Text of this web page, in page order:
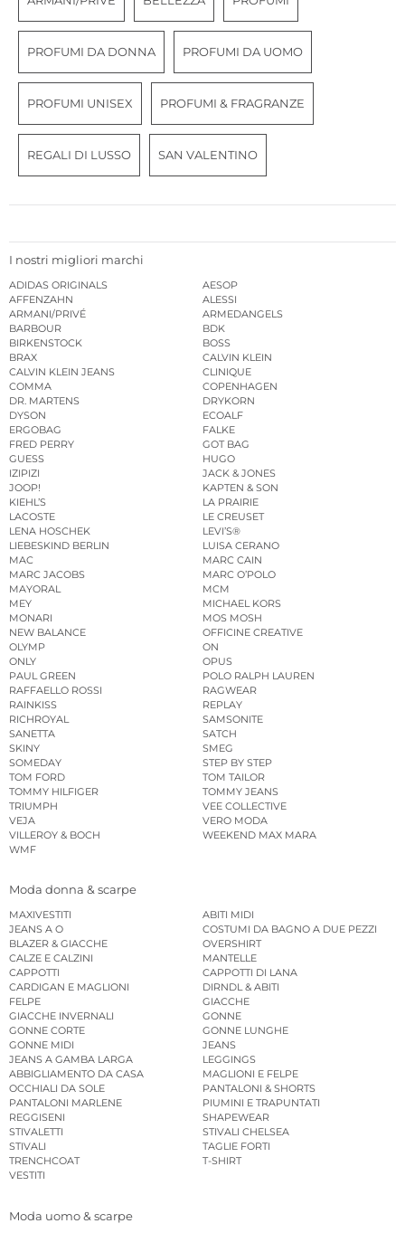
PROFUMI DA DONNA PROFUMI DA UOMO
PROFUMI UNISEX PROFUMI & FRAGRANZE
REGALI DI LUSSO SAN VALENTINO
I nostri migliori marchi
ADIDAS ORIGINALS
AESOP
AFFENZAHN
ALESSI
ARMANI/PRIVÉ
ARMEDANGELS
BARBOUR
BDK
BIRKENSTOCK
BOSS
BRAX
CALVIN KLEIN
CALVIN KLEIN JEANS
CLINIQUE
COMMA
COPENHAGEN
DR. MARTENS
DRYKORN
DYSON
ECOALF
ERGOBAG
FALKE
FRED PERRY
GOT BAG
GUESS
HUGO
IZIPIZI
JACK & JONES
JOOP!
KAPTEN & SON
KIEHL’S
LA PRAIRIE
LACOSTE
LE CREUSET
LENA HOSCHEK
LEVI’S®
LIEBESKIND BERLIN
LUISA CERANO
MAC
MARC CAIN
MARC JACOBS
MARC O’POLO
MAYORAL
MCM
MEY
MICHAEL KORS
MONARI
MOS MOSH
NEW BALANCE
OFFICINE CREATIVE
OLYMP
ON
ONLY
OPUS
PAUL GREEN
POLO RALPH LAUREN
RAFFAELLO ROSSI
RAGWEAR
RAINKISS
REPLAY
RICHROYAL
SAMSONITE
SANETTA
SATCH
SKINY
SMEG
SOMEDAY
STEP BY STEP
TOM FORD
TOM TAILOR
TOMMY HILFIGER
TOMMY JEANS
TRIUMPH
VEE COLLECTIVE
VEJA
VERO MODA
VILLEROY & BOCH
WEEKEND MAX MARA
WMF
Moda donna & scarpe
MAXIVESTITI
ABITI MIDI
JEANS A O
COSTUMI DA BAGNO A DUE PEZZI
BLAZER & GIACCHE
OVERSHIRT
CALZE E CALZINI
MANTELLE
CAPPOTTI
CAPPOTTI DI LANA
CARDIGAN E MAGLIONI
DIRNDL & ABITI
FELPE
GIACCHE
GIACCHE INVERNALI
GONNE
GONNE CORTE
GONNE LUNGHE
GONNE MIDI
JEANS
JEANS A GAMBA LARGA
LEGGINGS
ABBIGLIAMENTO DA CASA
MAGLIONI E FELPE
OCCHIALI DA SOLE
PANTALONI & SHORTS
PANTALONI MARLENE
PIUMINI E TRAPUNTATI
REGGISENI
SHAPEWEAR
STIVALETTI
STIVALI CHELSEA
STIVALI
TAGLIE FORTI
TRENCHCOAT
T-SHIRT
VESTITI
Moda uomo & scarpe